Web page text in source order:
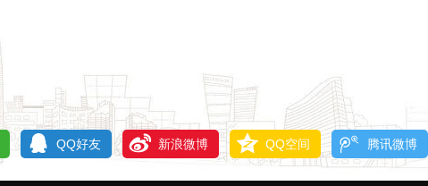
QQ好友 新浪微博 QQ空间 腾讯微博